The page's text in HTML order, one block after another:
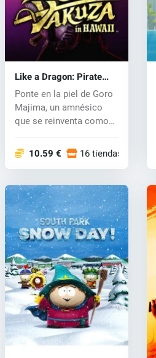
Like a Dragon: Pirate
Yakuza in Hawaii (PC)
key
Ponte en la piel de Goro
Majima, un amnésico
que se reinventa como
10.59 € 16 tiendas